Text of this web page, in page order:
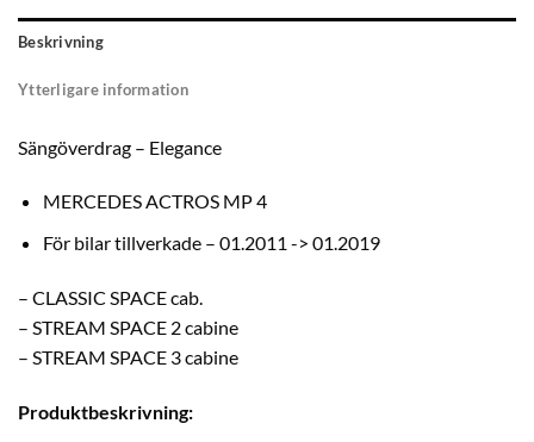
Beskrivning
Ytterligare information
Sängöverdrag – Elegance
MERCEDES ACTROS MP 4
För bilar tillverkade – 01.2011 -> 01.2019
– CLASSIC SPACE cab.
– STREAM SPACE 2 cabine
– STREAM SPACE 3 cabine
Produktbeskrivning: